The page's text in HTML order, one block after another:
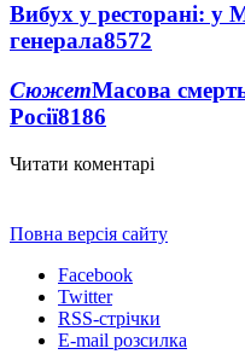
Вибух у ресторані: у
генерала8572
СюжетМасова
Росії8186
Читати коментарі
Повна версія сайту
Facebook
Twitter
RSS-стрічки
E-mail розсилка